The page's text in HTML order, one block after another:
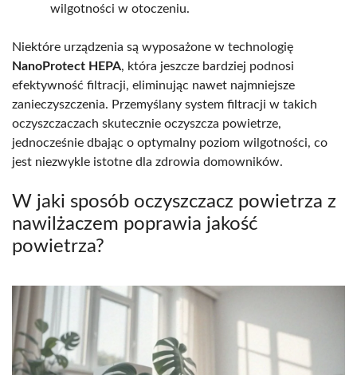
wilgotności w otoczeniu.
Niektóre urządzenia są wyposażone w technologię
NanoProtect HEPA, która jeszcze bardziej podnosi
efektywność filtracji, eliminując nawet najmniejsze
zanieczyszczenia. Przemyślany system filtracji w takich
oczyszczaczach skutecznie oczyszcza powietrze,
jednocześnie dbając o optymalny poziom wilgotności, co
jest niezwykle istotne dla zdrowia domowników.
W jaki sposób oczyszczacz powietrza z
nawilżaczem poprawia jakość
powietrza?